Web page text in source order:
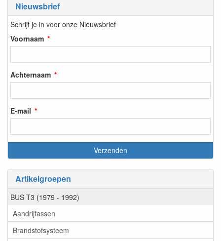
Nieuwsbrief
Schrijf je in voor onze Nieuwsbrief
Voornaam
Achternaam
E-mail
Artikelgroepen
BUS T3 (1979 - 1992)
Aandrijfassen
Brandstofsysteem